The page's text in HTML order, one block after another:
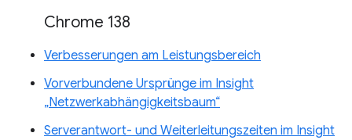
Chrome 138
Verbesserungen am Leistungsbereich
Vorverbundene Ursprünge im Insight
„Netzwerkabhängigkeitsbaum“
Serverantwort- und Weiterleitungszeiten im Insight